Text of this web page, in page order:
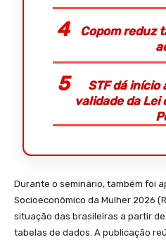
Copom reduz
STF dá início
validade da Lei
Durante o seminário, também foi
Socioeconômico da Mulher 2026
situação das brasileiras a partir
tabelas de dados. A publicação